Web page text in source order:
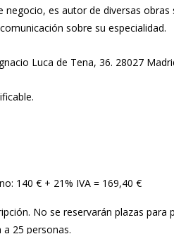
negocio, es autor de diversas
sobre su especialidad.
Luca de Tena, 36. 28027
140 € + 21% IVA = 169,40 €
No se reservarán plazas para
25 personas.